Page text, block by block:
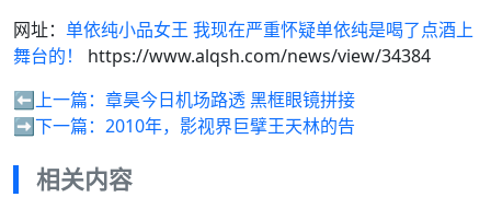
网址： 单依纯小品女王 我现在严重怀疑单依纯是喝了点酒上
舞台的！
https://www.alqsh.com/news/view/34384
⬅️上一篇： 章昊今日机场路透️ 黑框眼镜拼接
➡️下一篇： 2010年，影视界巨擘王天林的告
相关内容